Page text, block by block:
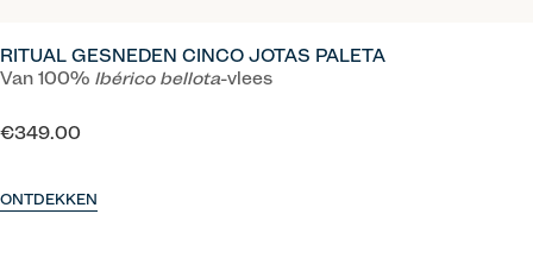
RITUAL GESNEDEN CINCO JOTAS PALETA
Van 100% Ibérico bellota-vlees
€349.00
ONTDEKKEN